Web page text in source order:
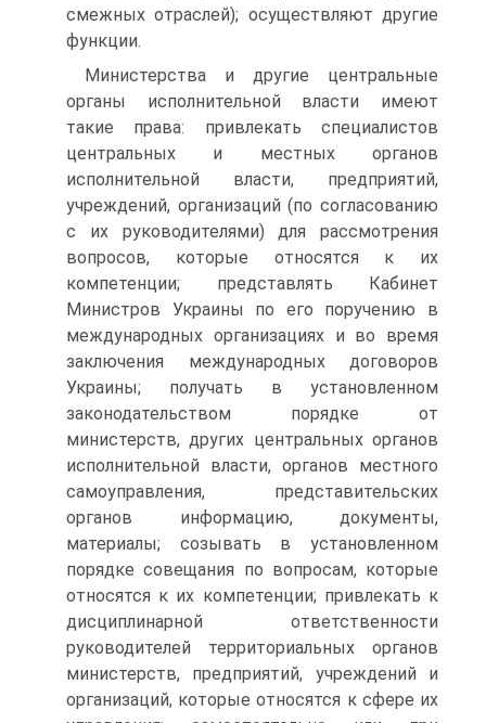
смежных отраслей); осуществляют другие
функции.
Министерства и другие центральные
органы исполнительной власти имеют
такие права: привлекать специалистов
центральных и местных органов
исполнительной власти, предприятий,
учреждений, организаций (по согласованию
с их руководителями) для рассмотрения
вопросов, которые относятся к их
компетенции; представлять Кабинет
Министров Украины по его поручению в
международных организациях и во время
заключения международных договоров
Украины; получать в установленном
законодательством порядке от
министерств, других центральных органов
исполнительной власти, органов местного
самоуправления, представительских
органов информацию, документы,
материалы; созывать в установленном
порядке совещания по вопросам, которые
относятся к их компетенции; привлекать к
дисциплинарной ответственности
руководителей территориальных органов
министерств, предприятий, учреждений и
организаций, которые относятся к сфере их